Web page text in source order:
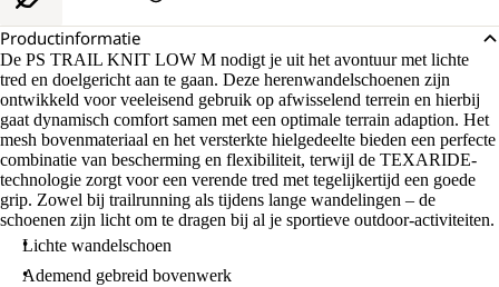
Productinformatie
De PS TRAIL KNIT LOW M nodigt je uit het avontuur met lichte
tred en doelgericht aan te gaan. Deze herenwandelschoenen zijn
ontwikkeld voor veeleisend gebruik op afwisselend terrein en hierbij
gaat dynamisch comfort samen met een optimale terrain adaption. Het
mesh bovenmateriaal en het versterkte hielgedeelte bieden een perfecte
combinatie van bescherming en flexibiliteit, terwijl de TEXARIDE-
technologie zorgt voor een verende tred met tegelijkertijd een goede
grip. Zowel bij trailrunning als tijdens lange wandelingen – de
schoenen zijn licht om te dragen bij al je sportieve outdoor-activiteiten.
Lichte wandelschoen
Ademend gebreid bovenwerk